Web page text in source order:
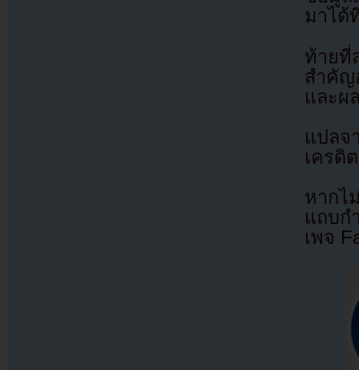
มาได้
ท้าย
สำคัญ
และผ
แปล
เครดิ
หากไ
แถบก
เพจ